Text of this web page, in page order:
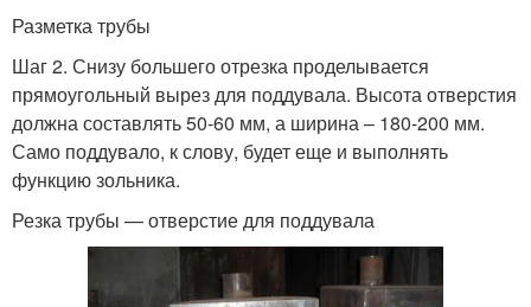
Разметка трубы
Шаг 2. Снизу большего отрезка проделывается
прямоугольный вырез для поддувала. Высота отверстия
должна составлять 50-60 мм, а ширина – 180-200 мм.
Само поддувало, к слову, будет еще и выполнять
функцию зольника.
Резка трубы — отверстие для поддувала